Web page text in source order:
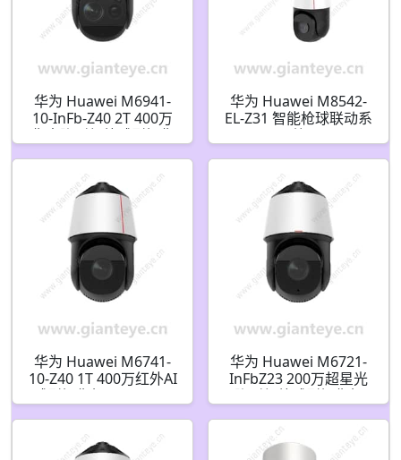
华为 Huawei M6941-
10-InFb-Z40 2T 400万
像素隐形红外球型摄像
华为 Huawei M8542-
EL-Z31 智能枪球联动系
统
华为 Huawei M6741-
10-Z40 1T 400万红外AI
球型摄像机 02354TYT
华为 Huawei M6721-
InFbZ23 200万超星光
隐形红外球型摄像机